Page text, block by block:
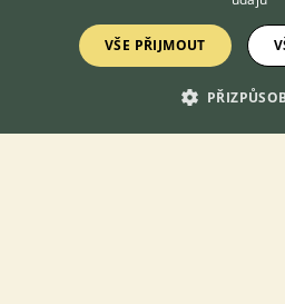
KONTAKT DO
nonstop
VŠE PŘIJMOUT